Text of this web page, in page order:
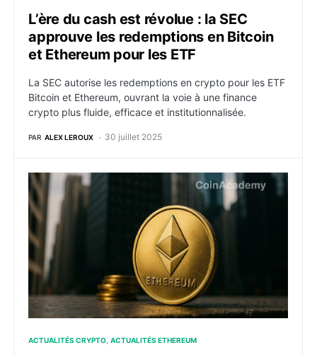
L’ère du cash est révolue : la SEC
approuve les redemptions en Bitcoin
et Ethereum pour les ETF
La SEC autorise les redemptions en crypto pour les ETF
Bitcoin et Ethereum, ouvrant la voie à une finance
crypto plus fluide, efficace et institutionnalisée.
PAR ALEX LEROUX 30 juillet 2025
Les entreprises s’emparent d’Ethereum : 10% des
ACTUALITÉS CRYPTO ACTUALITÉS ETHEREUM